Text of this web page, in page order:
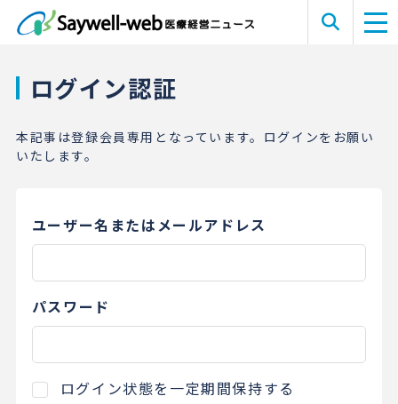
ログイン認証
本記事は登録会員専用となっています。ログインをお願い
いたします。
ユーザー名またはメールアドレス
パスワード
ログイン状態を一定期間保持する